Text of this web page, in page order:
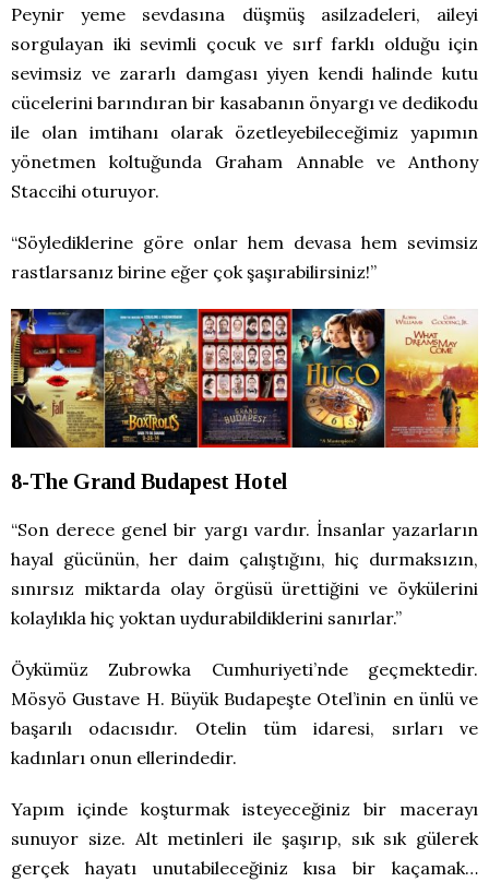
Peynir yeme sevdasına düşmüş asilzadeleri, aileyi
sorgulayan iki sevimli çocuk ve sırf farklı olduğu için
sevimsiz ve zararlı damgası yiyen kendi halinde kutu
cücelerini barındıran bir kasabanın önyargı ve dedikodu
ile olan imtihanı olarak özetleyebileceğimiz yapımın
yönetmen koltuğunda Graham Annable ve Anthony
Staccihi oturuyor.
“Söylediklerine göre onlar hem devasa hem sevimsiz
rastlarsanız birine eğer çok şaşırabilirsiniz!”
8-The Grand Budapest Hotel
“Son derece genel bir yargı vardır. İnsanlar yazarların
hayal gücünün, her daim çalıştığını, hiç durmaksızın,
sınırsız miktarda olay örgüsü ürettiğini ve öykülerini
kolaylıkla hiç yoktan uydurabildiklerini sanırlar.”
Öykümüz Zubrowka Cumhuriyeti’nde geçmektedir.
Mösyö Gustave H. Büyük Budapeşte Otel’inin en ünlü ve
başarılı odacısıdır. Otelin tüm idaresi, sırları ve
kadınları onun ellerindedir.
Yapım içinde koşturmak isteyeceğiniz bir macerayı
sunuyor size. Alt metinleri ile şaşırıp, sık sık gülerek
gerçek hayatı unutabileceğiniz kısa bir kaçamak…